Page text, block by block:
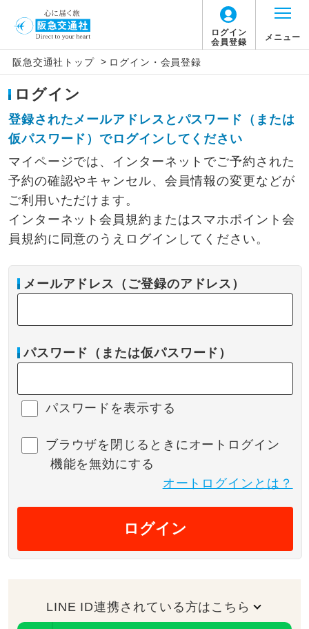
ログイン
会員登録
メニュー
阪急交通社トップ > ログイン・会員登録
ログイン
登録されたメールアドレスとパスワード（または
仮パスワード）でログインしてください
マイページでは、インターネットでご予約された
予約の確認やキャンセル、会員情報の変更などが
ご利用いただけます。
インターネット会員規約またはスマホポイント会
員規約に同意のうえログインしてください。
メールアドレス（ご登録のアドレス）
パスワード（または仮パスワード）
パスワードを表示する
ブラウザを閉じるときにオートログイン
機能を無効にする
オートログインとは？
ログイン
LINE ID連携されている方はこちら